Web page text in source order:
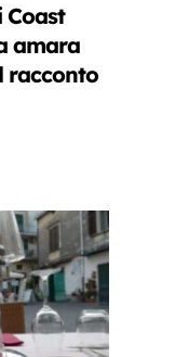
Coast
amara
racconto